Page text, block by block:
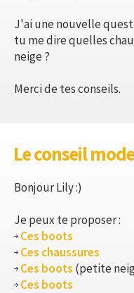
J'ai une nouvelle
tu me dire quelles
neige ?
Merci de tes conseils.
Le conseil mode
Bonjour Lily :)
Je peux te proposer :
Ces boots
Ces chaussures
Ces boots (petite
Ces boots